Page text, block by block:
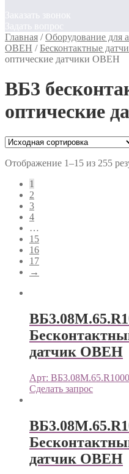
Заказать звонок
Задать вопрос
Главная /Оборудование для
ОВЕН /Бесконтактные
оптические датчики ОВЕН
ВБ3
оптические
Отображение 1–15 из 255
1
2
3
4
…
15
16
17
→
датчик ОВЕН
Арт:
Сделать запрос
датчик ОВЕН